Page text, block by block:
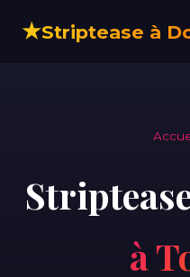
★Striptease à
à